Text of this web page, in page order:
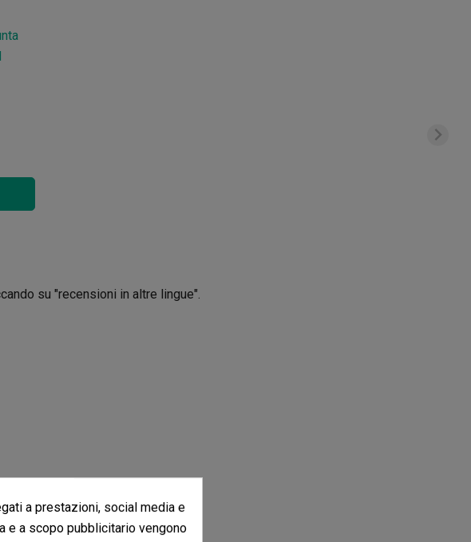
su "recensioni in altre lingue".
a prestazioni, social media e
e a scopo pubblicitario vengono